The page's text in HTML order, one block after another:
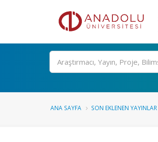
Ara
ANA SAYFA SON EKLENEN YAYINLAR